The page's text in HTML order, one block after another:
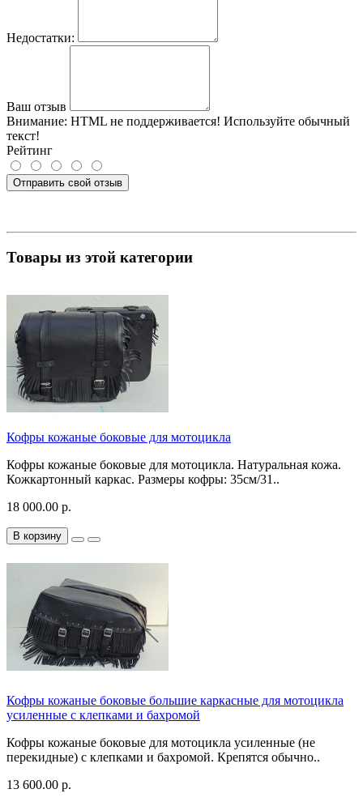
Недостатки:
Ваш отзыв
Внимание: HTML не поддерживается! Используйте обычный
текст!
Рейтинг
Отправить свой отзыв
Товары из этой категории
Кофры кожаные боковые для мотоцикла
Кофры кожаные боковые для мотоцикла. Натуральная кожа.
Кожкартонный каркас. Размеры кофры: 35см/31..
18 000.00 р.
В корзину
Кофры кожаные боковые большие каркасные для мотоцикла
усиленные с клепками и бахромой
Кофры кожаные боковые для мотоцикла усиленные (не
перекидные) с клепками и бахромой. Крепятся обычно..
13 600.00 р.